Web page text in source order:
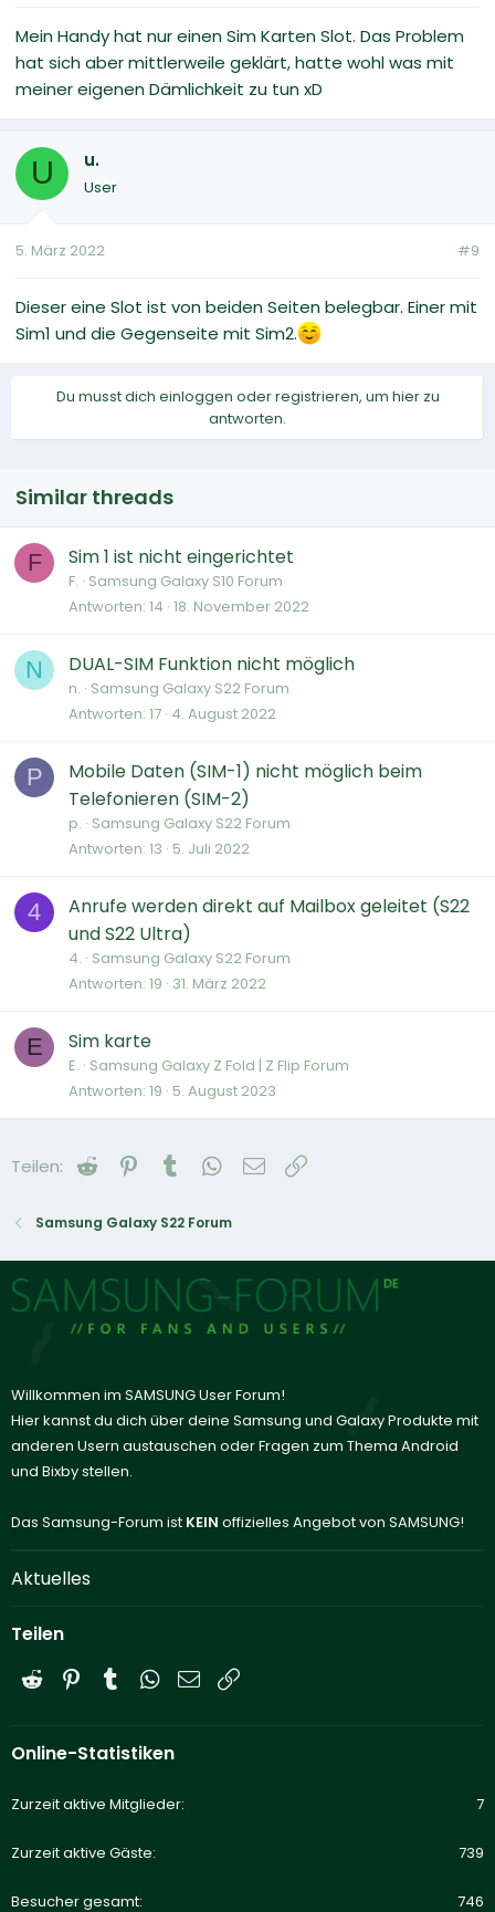
Mein Handy hat nur einen Sim Karten Slot. Das Problem
hat sich aber mittlerweile geklärt, hatte wohl was mit
meiner eigenen Dämlichkeit zu tun xD
U u.
User
5. März 2022 #9
Dieser eine Slot ist von beiden Seiten belegbar. Einer mit
Sim1 und die Gegenseite mit Sim2.
Du musst dich einloggen oder registrieren, um hier zu
antworten.
Similar threads
F Sim 1 ist nicht eingerichtet
F. Samsung Galaxy S10 Forum
Antworten 14 18. November 2022
N DUAL-SIM Funktion nicht möglich
n. Samsung Galaxy S22 Forum
Antworten 17 4. August 2022
P
Mobile Daten (SIM-1) nicht möglich beim
Telefonieren (SIM-2)
p. Samsung Galaxy S22 Forum
Antworten 13 5. Juli 2022
4
Anrufe werden direkt auf Mailbox geleitet (S22
und S22 Ultra)
4. Samsung Galaxy S22 Forum
Antworten 19 31. März 2022
E Sim karte
E. Samsung Galaxy Z Fold | Z Flip Forum
Antworten 19 5. August 2023
Teilen: Reddit Pinterest
Tumblr WhatsApp
E-Mail
Samsung Galaxy S22 Forum
Willkommen im SAMSUNG User Forum!
Hier kannst du dich über deine Samsung und Galaxy Produkte mit
anderen Usern austauschen oder Fragen zum Thema Android
und Bixby stellen.
Das Samsung-Forum ist KEIN offizielles Angebot von SAMSUNG!
Aktuelles
Teilen
Reddit PinterestTumblrWhatsApp
E-Mail
Online-Statistiken
Zurzeit aktive Mitglieder 7
Zurzeit aktive Gäste 739
Besucher gesamt 746